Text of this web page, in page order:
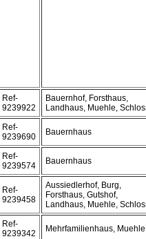
Ref-
9239922
Bauernhof, Forsthaus,
Landhaus, Muehle,
Ref-
9239690
Bauernhaus
Ref-
9239574
Bauernhaus
Ref-
9239458
Aussiedlerhof, Burg,
Forsthaus, Gutshof,
Landhaus, Muehle,
Ref-
9239342
Mehrfamilienhaus, Muehle